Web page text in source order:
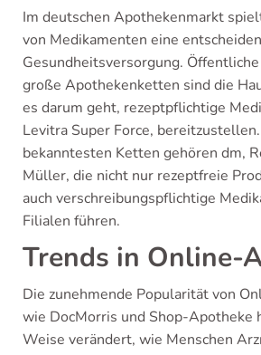
Im deutschen Apothekenmarkt
von Medikamenten eine
Gesundheitsversorgung.
große Apothekenketten sind die
es darum geht, rezeptpflichtige
Levitra Super Force,
bekanntesten Ketten gehören dm,
Müller, die nicht nur rezeptfreie
auch verschreibungspflichtige
Filialen führen.
Trends in Online-
Die zunehmende Popularität von
wie DocMorris und Shop-Apotheke
Weise verändert, wie Menschen